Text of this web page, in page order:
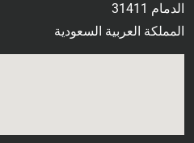
الدمام 31411
المملكة العربية السعودية